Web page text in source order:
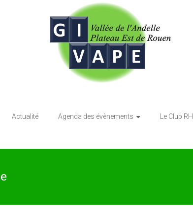
Actualité Agenda des évènements Le Club RH